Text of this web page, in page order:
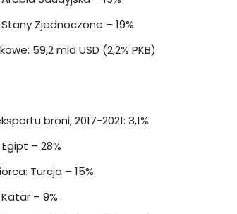
Zjednoczone – 19%
59,2 mld USD (2,2% PKB)
broni, 2017-2021: 3,1%
– 28%
Turcja – 15%
– 9%